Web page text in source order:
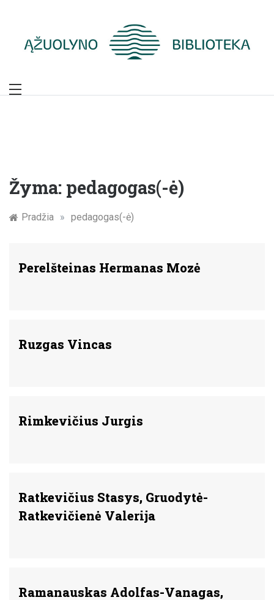
Žymūs Kauno
Žyma: pedagogas(-ė)
Pradžia » pedagogas(-ė)
Perelšteinas Hermanas Mozė
Ruzgas Vincas
Rimkevičius Jurgis
Ratkevičius Stasys, Gruodytė-
Ratkevičienė Valerija
Ramanauskas Adolfas-Vanagas,